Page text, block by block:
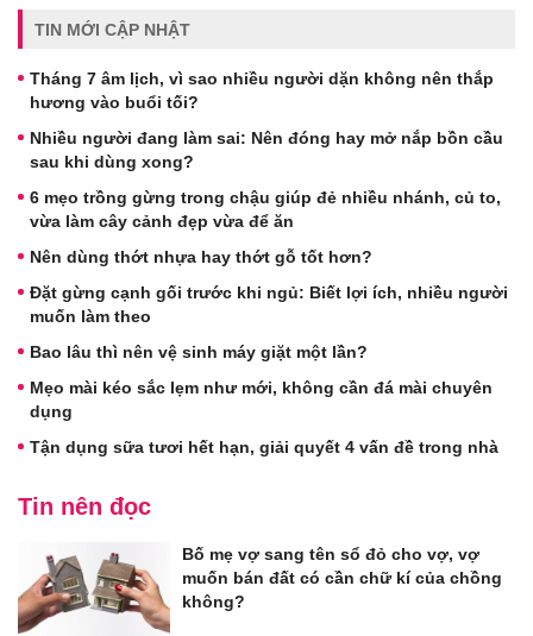
TIN MỚI CẬP NHẬT
Tháng 7 âm lịch, vì sao nhiều người dặn không nên thắp
hương vào buổi tối?
Nhiều người đang làm sai: Nên đóng hay mở nắp bồn cầu
sau khi dùng xong?
6 mẹo trồng gừng trong chậu giúp đẻ nhiều nhánh, củ to,
vừa làm cây cảnh đẹp vừa để ăn
Nên dùng thớt nhựa hay thớt gỗ tốt hơn?
Đặt gừng cạnh gối trước khi ngủ: Biết lợi ích, nhiều người
muốn làm theo
Bao lâu thì nên vệ sinh máy giặt một lần?
Mẹo mài kéo sắc lẹm như mới, không cần đá mài chuyên
dụng
Tận dụng sữa tươi hết hạn, giải quyết 4 vấn đề trong nhà
Tin nên đọc
Bố mẹ vợ sang tên sổ đỏ cho vợ, vợ
muốn bán đất có cần chữ kí của chồng
không?